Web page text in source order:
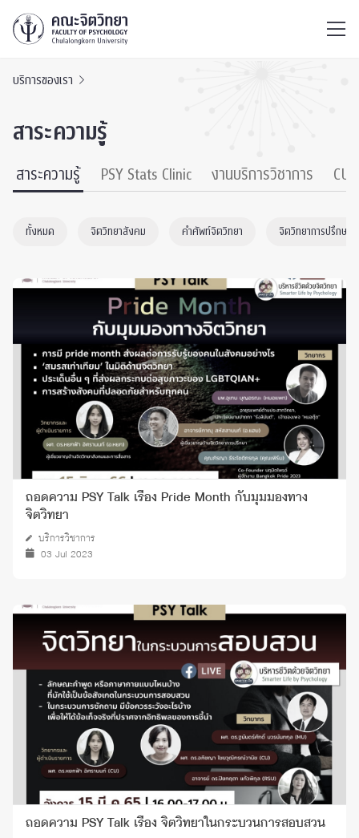
บริการของเรา
สาระความรู้
สาระความรู้ PSY Stats Clinic งานบริการวิชาการ CU
ทั้งหมด จิตวิทยาสังคม คำศัพท์จิตวิทยา จิตวิทยาการปรึกษา
ถอดความ PSY Talk เรื่อง Pride Month กับมุมมองทาง
จิตวิทยา
บริการวิชาการ
03 Jul 2023
ถอดความ PSY Talk เรื่อง จิตวิทยาในกระบวนการสอบสวน